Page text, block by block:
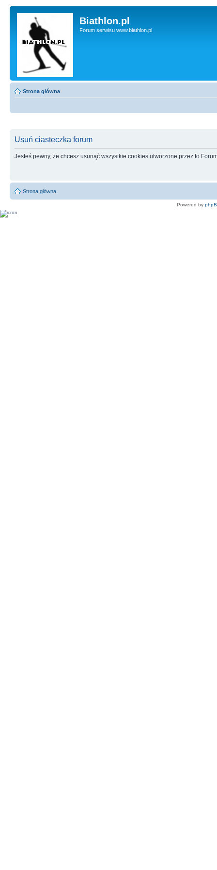
Biathlon.pl
Forum serwisu www.biathlon.pl
Strona główna
Usuń ciasteczka forum
Jesteś pewny, że chcesz usunąć wszystkie cookies utworzone przez to
Strona główna
Powered by